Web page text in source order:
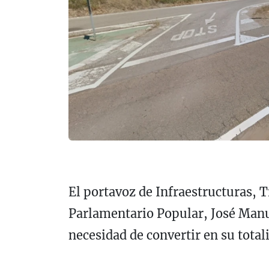
El portavoz de Infraestructuras,
Parlamentario Popular, José
necesidad de convertir en su